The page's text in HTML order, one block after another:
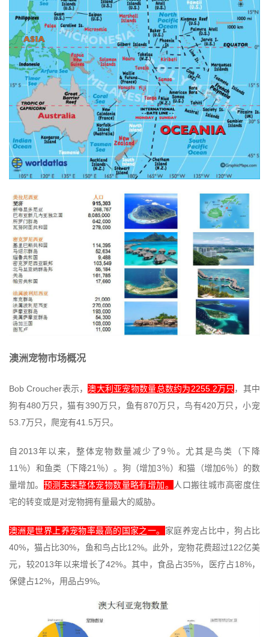
澳洲宠物市场概况
Bob Croucher表示，澳大利亚宠物数量总数约为 2255.2万只 ，其中
狗有480万只，猫有390万只，鱼有870万只，鸟有420万只，小宠
53.7万只，爬宠有41.5万只。
自 2013年以来，整体宠物数量减少了9 ％。尤其是鸟类（下降
11 ％）和鱼类（下降21 ％）。狗（增加3％）和猫（增加6％）的数
量增加。 预测未来整体宠物数量略有增加。
人口搬往城市高密度住
宅的转变或是对宠物拥有量最大的威胁。
澳洲是世界上养宠物率最高的国家之一。 家庭养宠占比中，狗占比
40%，猫占比30%，鱼和鸟占比12%。此外，宠物花费超过122亿美
元，较2013年以来增长了42%。其中，食品占35%，医疗占 18%，
保健占12%，用品占9%。